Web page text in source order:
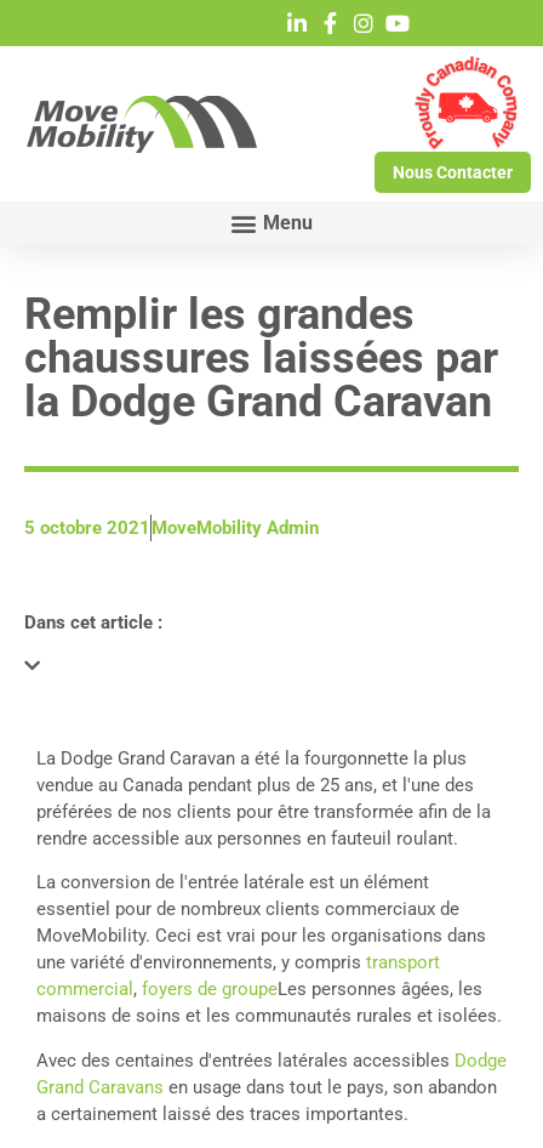
Nous Contacter
Remplir les grandes
chaussures laissées par
la Dodge Grand Caravan
5 octobre 2021 MoveMobility Admin
Dans cet article :
La Dodge Grand Caravan a été la fourgonnette la plus
vendue au Canada pendant plus de 25 ans, et l'une des
préférées de nos clients pour être transformée afin de la
rendre accessible aux personnes en fauteuil roulant.
La conversion de l'entrée latérale est un élément
essentiel pour de nombreux clients commerciaux de
MoveMobility. Ceci est vrai pour les organisations dans
une variété d'environnements, y compris transport
commercial , foyers de groupeLes personnes âgées, les
maisons de soins et les communautés rurales et isolées.
Avec des centaines d'entrées latérales accessibles Dodge
Grand Caravans en usage dans tout le pays, son abandon
a certainement laissé des traces importantes.